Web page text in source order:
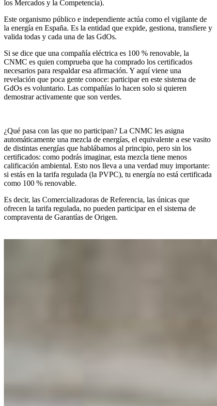
los Mercados y la Competencia).
Este organismo público e independiente actúa como el vigilante de
la energía en España. Es la entidad que expide, gestiona, transfiere y
valida todas y cada una de las GdOs.
Si se dice que una compañía eléctrica es 100 % renovable, la
CNMC es quien comprueba que ha comprado los certificados
necesarios para respaldar esa afirmación. Y aquí viene una
revelación que poca gente conoce: participar en este sistema de
GdOs es voluntario. Las compañías lo hacen solo si quieren
demostrar activamente que son verdes.
¿Qué pasa con las que no participan? La CNMC les asigna
automáticamente una mezcla de energías, el equivalente a ese vasito
de distintas energías que hablábamos al principio, pero sin los
certificados: como podrás imaginar, esta mezcla tiene menos
calificación ambiental. Esto nos lleva a una verdad muy importante:
si estás en la tarifa regulada (la PVPC), tu energía no está certificada
como 100 % renovable.
Es decir, las Comercializadoras de Referencia, las únicas que
ofrecen la tarifa regulada, no pueden participar en el sistema de
compraventa de Garantías de Origen.